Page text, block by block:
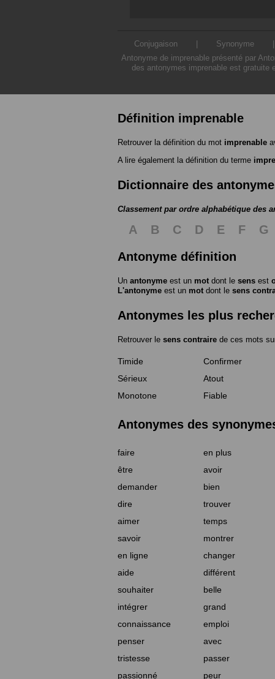
Conjugaison Synonyme
Antonyme de imprenable présenté par
des antonymes imprenable est
Définition imprenable
Retrouver la définition du mot imprenable
A lire également la définition du terme
Dictionnaire des
Classement par ordre alphabétique des
A B C D E F G
Antonyme définition
Un antonyme est un mot dont le sens est
L'antonyme est un mot dont le sens
Antonymes les plus
Retrouver le sens contraire de ces mots
Timide Confirmer
Sérieux
Atout
Monotone
Fiable
Antonymes des
faire en plus
être
avoir
demander
bien
dire
trouver
aimer
temps
savoir
montrer
en ligne
changer
aide
différent
souhaiter
belle
intégrer
grand
connaissance
emploi
penser
avec
tristesse
passer
passionné
peur